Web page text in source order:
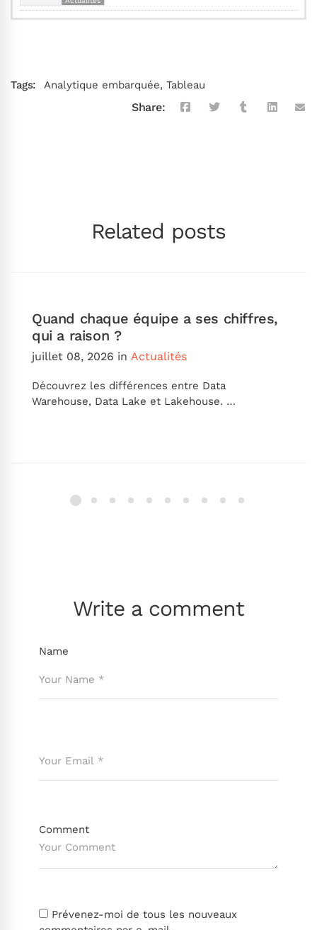
Tags: Analytique embarquée, Tableau
Share:
Related posts
Quand chaque équipe a ses chiffres,
qui a raison ?
juillet 08, 2026 in Actualités
Découvrez les différences entre Data
Warehouse, Data Lake et Lakehouse. …
Write a comment
Name
Comment
Prévenez-moi de tous les nouveaux